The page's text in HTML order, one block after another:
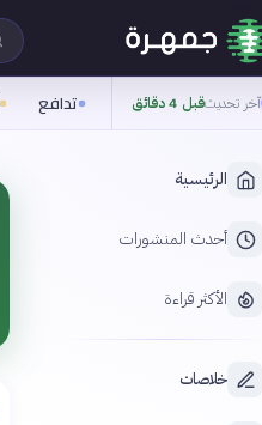
آخر تحديثقبل 4 دقائق تدافع
الرئيسية
أحدث المنشورات
الأكثر قراءة
خلاصات